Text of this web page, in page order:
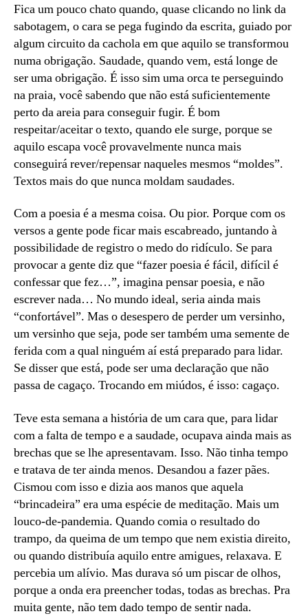
Fica um pouco chato quando, quase clicando no link da
sabotagem, o cara se pega fugindo da escrita, guiado por
algum circuito da cachola em que aquilo se transformou
numa obrigação. Saudade, quando vem, está longe de
ser uma obrigação. É isso sim uma orca te perseguindo
na praia, você sabendo que não está suficientemente
perto da areia para conseguir fugir. É bom
respeitar/aceitar o texto, quando ele surge, porque se
aquilo escapa você provavelmente nunca mais
conseguirá rever/repensar naqueles mesmos “moldes”.
Textos mais do que nunca moldam saudades.
Com a poesia é a mesma coisa. Ou pior. Porque com os
versos a gente pode ficar mais escabreado, juntando à
possibilidade de registro o medo do ridículo. Se para
provocar a gente diz que “fazer poesia é fácil, difícil é
confessar que fez…”, imagina pensar poesia, e não
escrever nada… No mundo ideal, seria ainda mais
“confortável”. Mas o desespero de perder um versinho,
um versinho que seja, pode ser também uma semente de
ferida com a qual ninguém aí está preparado para lidar.
Se disser que está, pode ser uma declaração que não
passa de cagaço. Trocando em miúdos, é isso: cagaço.
Teve esta semana a história de um cara que, para lidar
com a falta de tempo e a saudade, ocupava ainda mais as
brechas que se lhe apresentavam. Isso. Não tinha tempo
e tratava de ter ainda menos. Desandou a fazer pães.
Cismou com isso e dizia aos manos que aquela
“brincadeira” era uma espécie de meditação. Mais um
louco-de-pandemia. Quando comia o resultado do
trampo, da queima de um tempo que nem existia direito,
ou quando distribuía aquilo entre amigues, relaxava. E
percebia um alívio. Mas durava só um piscar de olhos,
porque a onda era preencher todas, todas as brechas. Pra
muita gente, não tem dado tempo de sentir nada.